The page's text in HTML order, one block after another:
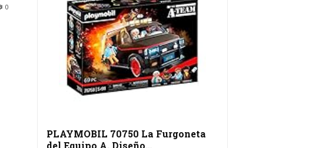
0
PLAYMOBIL 70750 La Furgoneta
del Equipo A, Diseño…